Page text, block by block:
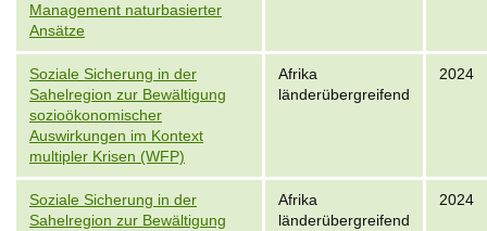
Management naturbasierter
Ansätze
Soziale Sicherung in der
Sahelregion zur Bewältigung
sozioökonomischer
Auswirkungen im Kontext
multipler Krisen (WFP)
Afrika
länderübergreifend
2024
Soziale Sicherung in der
Sahelregion zur Bewältigung
Afrika
länderübergreifend
2024